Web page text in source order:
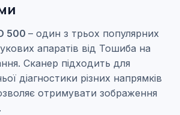
500 – один з трьох популярних
апаратів від Тошиба на
Сканер підходить для
діагностики різних напрямків
отримувати зображення